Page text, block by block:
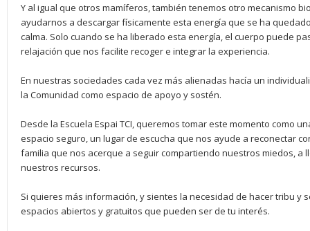
Y al igual que otros mamíferos, también tenemos otro mecanismo
ayudarnos a descargar físicamente esta energía que se ha
calma. Solo cuando se ha liberado esta energía, el cuerpo puede
relajación que nos facilite recoger e integrar la experiencia.
En nuestras sociedades cada vez más alienadas hacía un
la Comunidad como espacio de apoyo y sostén.
Desde la Escuela Espai TCI, queremos tomar este momento como
espacio seguro, un lugar de escucha que nos ayude a reconectar
familia que nos acerque a seguir compartiendo nuestros miedos,
nuestros recursos.
Si quieres más información, y sientes la necesidad de hacer tribu y
espacios abiertos y gratuitos que pueden ser de tu interés.